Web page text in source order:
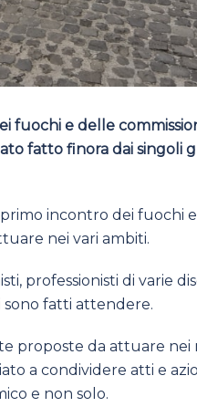
fuochi e delle
fatto finora dai singoli
incontro dei fuochi
nei vari ambiti.
professionisti di varie
sono fatti attendere.
proposte da attuare nei
a condividere atti e
e non solo.